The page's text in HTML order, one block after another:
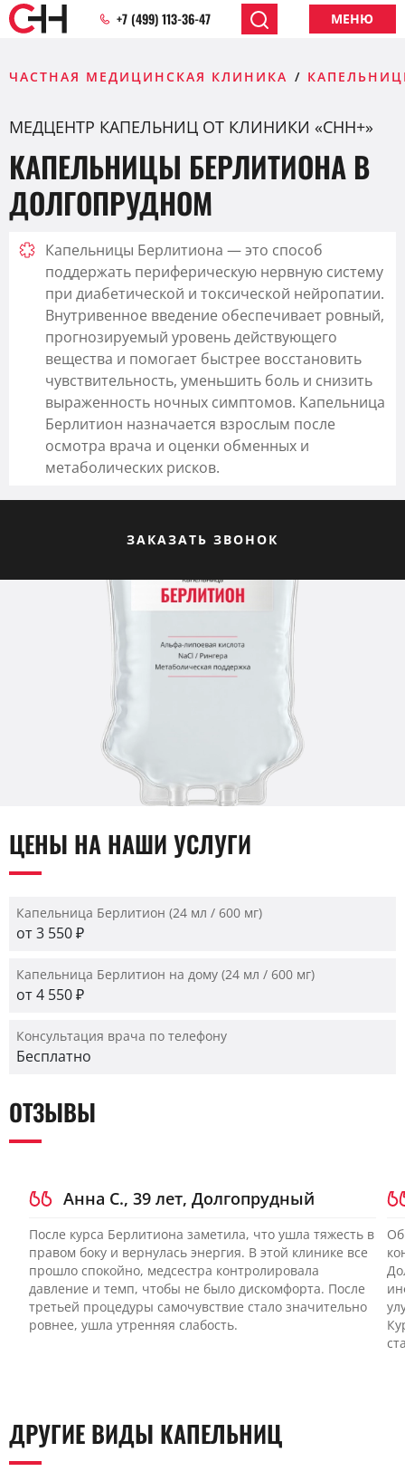
+7 (499) 113-36-47 МЕНЮ
ЧАСТНАЯ МЕДИЦИНСКАЯ КЛИНИКА
МЕДЦЕНТР КАПЕЛЬНИЦ ОТ КЛИНИКИ «CHH+»
КАПЕЛЬНИЦЫ БЕРЛИТИОНА В
ДОЛГОПРУДНОМ
Капельницы Берлитиона — это способ
поддержать периферическую нервную систему
при диабетической и токсической нейропатии.
Внутривенное введение обеспечивает ровный,
прогнозируемый уровень действующего
вещества и помогает быстрее восстановить
чувствительность, уменьшить боль и снизить
выраженность ночных симптомов. Капельница
Берлитион назначается взрослым после
осмотра врача и оценки обменных и
метаболических рисков.
ЗАКАЗАТЬ ЗВОНОК
ЦЕНЫ НА НАШИ УСЛУГИ
Капельница Берлитион (24 мл / 600 мг)
от 3 550 ₽
Капельница Берлитион на дому (24 мл / 600 мг)
от 4 550 ₽
Консультация врача по телефону
Бесплатно
ОТЗЫВЫ
Анна С., 39 лет, Долгопрудный
После курса Берлитиона заметила, что ушла тяжесть в
правом боку и вернулась энергия. В этой клинике все
прошло спокойно, медсестра контролировала
давление и темп, чтобы не было дискомфорта. После
третьей процедуры самочувствие стало значительно
ровнее, ушла утренняя слабость.
ДРУГИЕ ВИДЫ КАПЕЛЬНИЦ